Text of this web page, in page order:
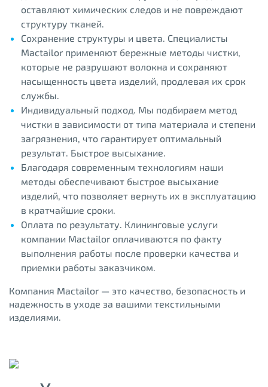
оставляют химических следов и не повреждают
структуру тканей.
Сохранение структуры и цвета. Специалисты
Mactailor применяют бережные методы чистки,
которые не разрушают волокна и сохраняют
насыщенность цвета изделий, продлевая их срок
службы.
Индивидуальный подход. Мы подбираем метод
чистки в зависимости от типа материала и степени
загрязнения, что гарантирует оптимальный
результат. Быстрое высыхание.
Благодаря современным технологиям наши
методы обеспечивают быстрое высыхание
изделий, что позволяет вернуть их в эксплуатацию
в кратчайшие сроки.
Оплата по результату. Клининговые услуги
компании Mactailor оплачиваются по факту
выполнения работы после проверки качества и
приемки работы заказчиком.
Компания Mactailor — это качество, безопасность и
надежность в уходе за вашими текстильными
изделиями.